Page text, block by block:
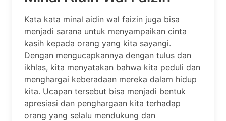
Kata kata minal aidin wal faizin juga bisa
menjadi sarana untuk menyampaikan cinta
kasih kepada orang yang kita sayangi.
Dengan mengucapkannya dengan tulus dan
ikhlas, kita menyatakan bahwa kita peduli dan
menghargai keberadaan mereka dalam hidup
kita. Ucapan tersebut bisa menjadi bentuk
apresiasi dan penghargaan kita terhadap
orang yang selalu mendukung dan